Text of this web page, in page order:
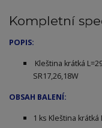
Kompletní
POPIS:
Kleština krátká
SR17,26,18W
OBSAH BALENÍ:
1 ks Kleština krátká